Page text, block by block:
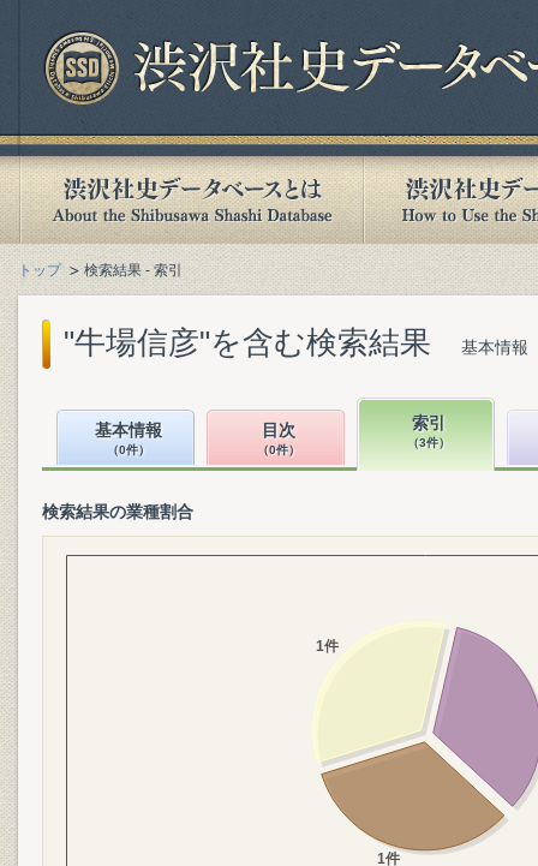
トップ 検索結果 - 索引
"牛場信彦"を含む検索結果 基本情報
基本情報
（0件）
目次
（0件）
索引
（3件）
検索結果の業種割合